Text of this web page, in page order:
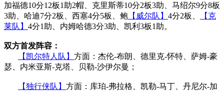
加福德10分12板1助2帽、克里斯蒂10分2板3助、马绍尔9分8板
3助、哈迪7分2板、西塞4分5板、鲍 【威尔队】 4分2板、
【克
莱队】 4分1助、内姆哈德3分3助、凯利3板1助。
双方首发阵容：
【凯尔特人队】 方面：杰伦-布朗、德里克-怀特、萨姆-豪
瑟、内米亚斯-克塔、贝勒-沙伊尔曼；
【独行侠队】 方面：库珀-弗拉格、凯勒-马丁、丹尼尔-加